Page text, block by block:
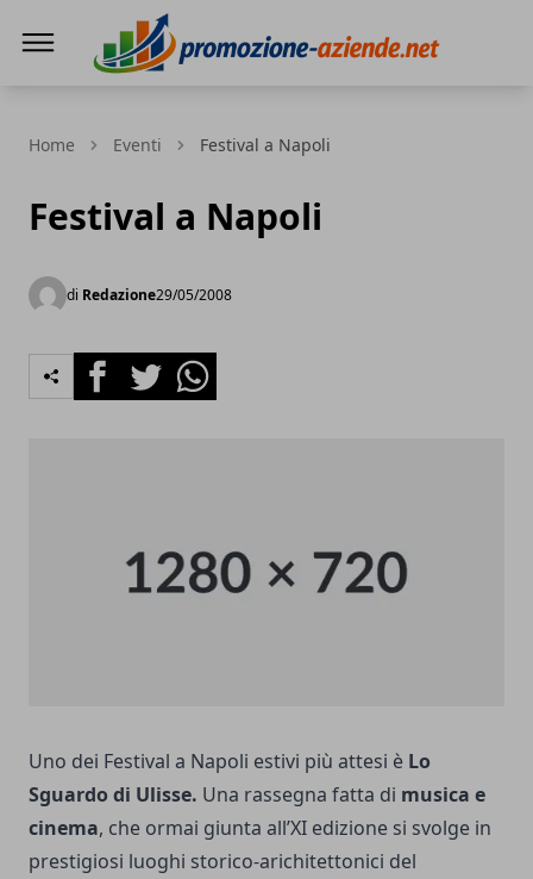
Home Eventi Festival a Napoli
Festival a Napoli
di Redazione29/05/2008
FacebookTwitterWhatsapp
Uno dei Festival a Napoli estivi più attesi è Lo
Sguardo di Ulisse. Una rassegna fatta di musica e
cinema, che ormai giunta all’XI edizione si svolge in
prestigiosi luoghi storico-arichitettonici del